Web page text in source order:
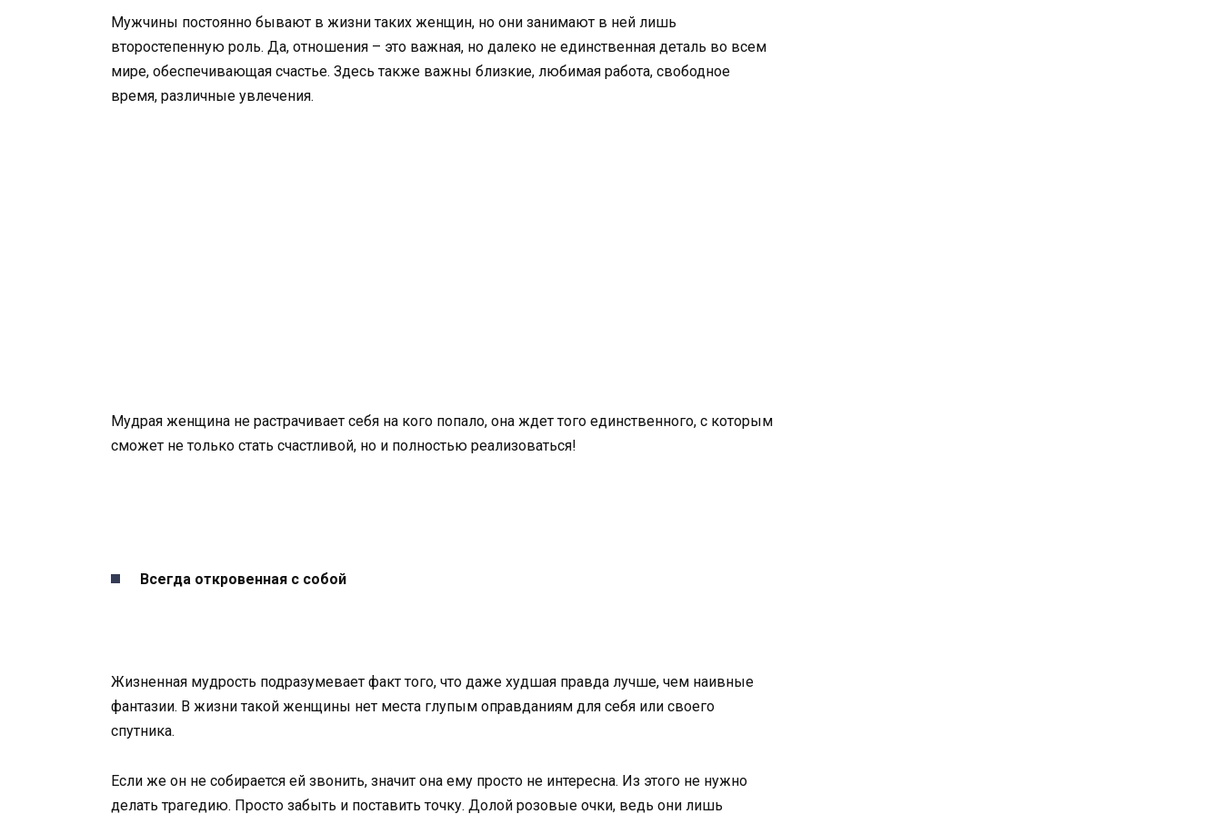
Мужчины постоянно бывают в жизни таких женщин, но они занимают в ней лишь
второстепенную роль. Да, отношения – это важная, но далеко не единственная деталь во всем
мире, обеспечивающая счастье. Здесь также важны близкие, любимая работа, свободное
время, различные увлечения.
Мудрая женщина не растрачивает себя на кого попало, она ждет того единственного, с которым
сможет не только стать счастливой, но и полностью реализоваться!
Всегда откровенная с собой
Жизненная мудрость подразумевает факт того, что даже худшая правда лучше, чем наивные
фантазии. В жизни такой женщины нет места глупым оправданиям для себя или своего
спутника.
Если же он не собирается ей звонить, значит она ему просто не интересна. Из этого не нужно
делать трагедию. Просто забыть и поставить точку. Долой розовые очки, ведь они лишь